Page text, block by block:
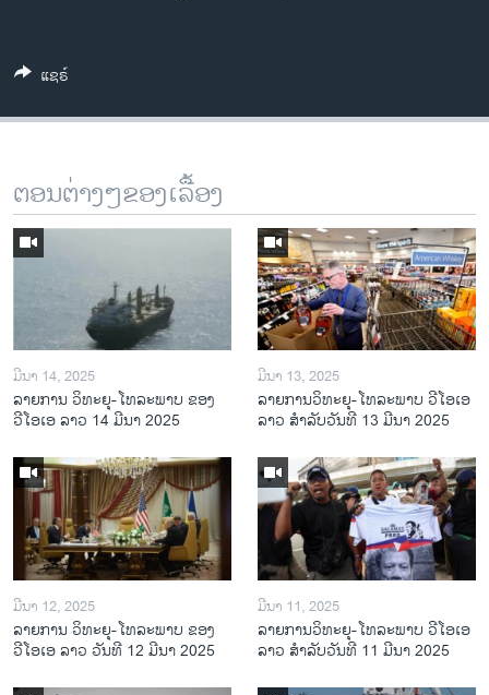
ພາສາຕ່າງໆ
ແຊຣ໌
ຕອນຕ່າງໆຂອງເລື້ອງ
ມີນາ 14, 2025
ລາຍການ ວິທະຍຸ-ໂທລະພາບ ຂອງ
ວີໂອເອ ລາວ 14 ມີນາ 2025
ມີນາ 13, 2025
ລາຍການວິ​ທະ​ຍຸ-ໂທ​ລະ​ພາບ ວີໂອເອ
ລາວ ສຳ​ລັບ​ວັນ​ທີ 13 ມີ​ນາ 2025
ມີນາ 12, 2025
ລາຍການ ວິທະຍຸ-ໂທລະພາບ ຂອງ
ວີໂອເອ ລາວ ວັນທີ 12 ມີນາ 2025
ມີນາ 11, 2025
ລາຍການວິ​ທະ​ຍຸ-ໂທ​ລະ​ພາບ ວີໂອເອ
ລາວ ສຳ​ລັບ​ວັນ​ທີ 11 ມີ​ນາ 2025